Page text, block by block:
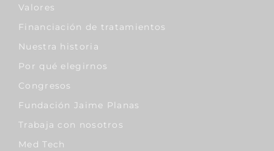
Valores
Financiación de tratamientos
Nuestra historia
Por qué elegirnos
Congresos
Fundación Jaime Planas
Trabaja con nosotros
Med Tech